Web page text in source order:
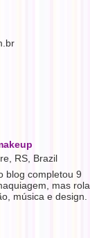
RS, Brazil
blog completou 9
mas rola
música e design.